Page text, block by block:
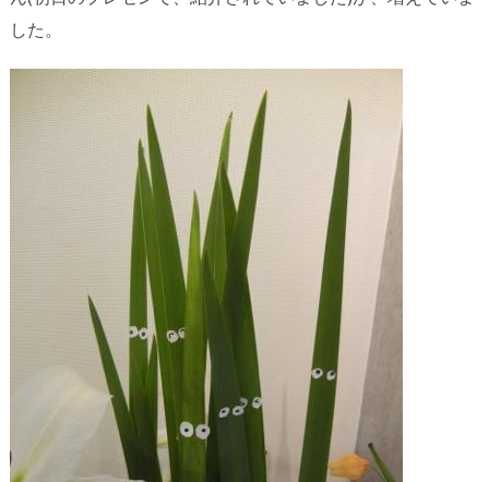
した。